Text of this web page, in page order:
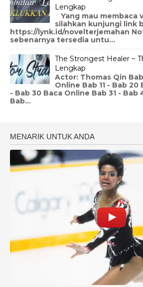
Lengkap
Yang mau membaca
silahkan kunjungi link
https://lynk.id/novelterjemahan
sebenarnya tersedia untu...
The Strongest Healer ~
Lengkap
Actor: Thomas Qin Bab
Online Bab 11 - Bab 20
- Bab 30 Baca Online Bab 31 - Bab
Bab...